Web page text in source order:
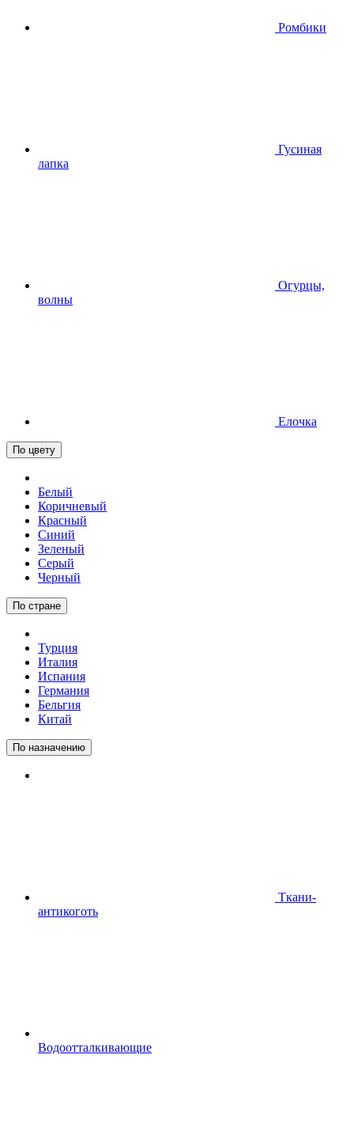
Ромбики
Гусиная
лапка
Огурцы,
волны
Елочка
По цвету
Белый
Коричневый
Красный
Синий
Зеленый
Серый
Черный
По стране
Турция
Италия
Испания
Германия
Бельгия
Китай
По назначению
Ткани-
антикоготь
Водоотталкивающие